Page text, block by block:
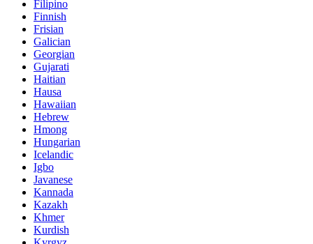
Filipino
Finnish
Frisian
Galician
Georgian
Gujarati
Haitian
Hausa
Hawaiian
Hebrew
Hmong
Hungarian
Icelandic
Igbo
Javanese
Kannada
Kazakh
Khmer
Kurdish